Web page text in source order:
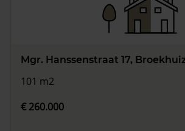
Mgr. Hanssenstraat 17,
101 m2
€ 260.000